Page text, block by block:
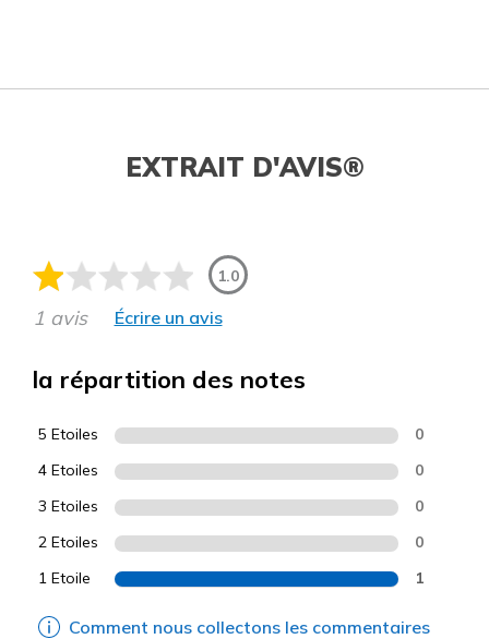
EXTRAIT D'AVIS®
1.0
1 avis Écrire un avis
la répartition des notes
5 Etoiles 0
4 Etoiles 0
3 Etoiles 0
2 Etoiles 0
1 Etoile 1
Comment nous collectons les commentaires